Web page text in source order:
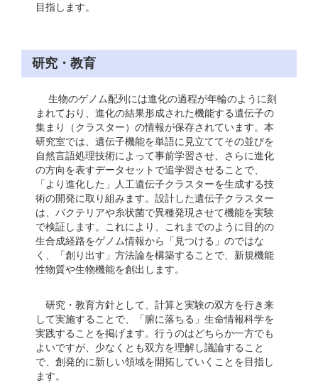
目指します。
研究・教育
生物のゲノム配列には進化の過程が年輪のように刻
まれており、進化の結果形成された機能する遺伝子の
集まり（クラスター）の情報が保存されています。本
研究室では、遺伝子機能を単語に見立ててその並びを
自然言語処理技術によって事前学習させ、さらに進化
の方向を表すデータセットで追学習させることで、
「より進化した」人工遺伝子クラスターを生成する技
術の開発に取り組みます。設計した遺伝子クラスター
は、バクテリアや糸状菌で異種発現させて機能を実験
で検証します。これにより、これまでのように目的の
生合成経路をゲノム情報から「見つける」のではな
く、「創り出す」方法論を構築することで、新規機能
性物質や生物機能を創出します。
研究・教育方針として、計算と実験の双方を行き来
して実施することで、「腑に落ちる」生命情報科学を
実践することを掲げます。行うのはどちらか一方でも
よいですが、少なくとも双方を理解し議論すること
で、創発的に新しい領域を開拓していくことを目指し
ます。